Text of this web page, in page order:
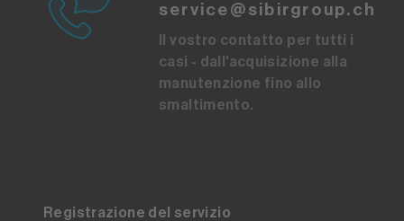
service@sibirgroup.ch
Il vostro contatto per tutti i
casi - dall'acquisizione alla
manutenzione fino allo
smaltimento.
Registrazione del servizio